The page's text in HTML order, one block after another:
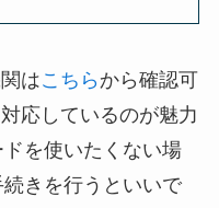
はこちら から確認可
応しているのが魅力
を使いたくない場
きを行うといいで